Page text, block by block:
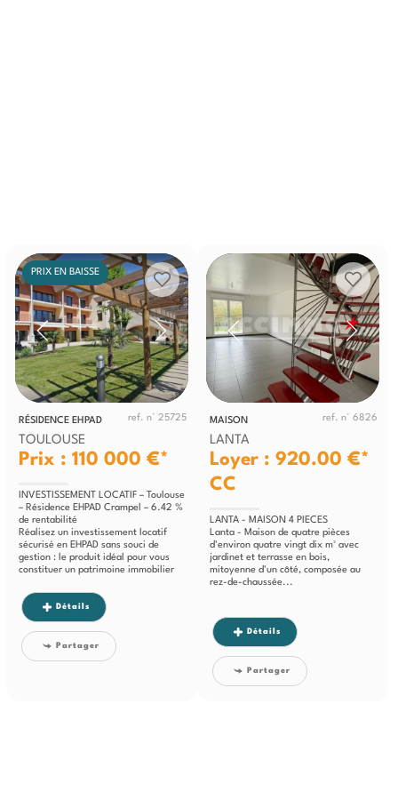
PRIX EN BAISSE
RÉSIDENCE EHPAD ref. n° 25725
TOULOUSE
Prix : 110 000 €*
INVESTISSEMENT LOCATIF – Toulouse
– Résidence EHPAD Crampel – 6.42 %
de rentabilité
Réalisez un investissement locatif
sécurisé en EHPAD sans souci de
gestion : le produit idéal pour vous
constituer un patrimoine immobilier
Détails
Partager
MAISON ref. n° 6826
LANTA
Loyer : 920.00 €*
CC
LANTA - MAISON 4 PIECES
Lanta - Maison de quatre pièces
d'environ quatre vingt dix m² avec
jardinet et terrasse en bois,
mitoyenne d'un côté, composée au
rez-de-chaussée...
Détails
Partager